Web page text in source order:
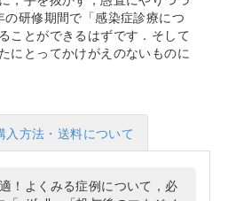
研修期間で「感染症診療につ
ことができるはずです．そして
にとってかけがえのないものに
入方法・送料について
！よくみる症例について，必